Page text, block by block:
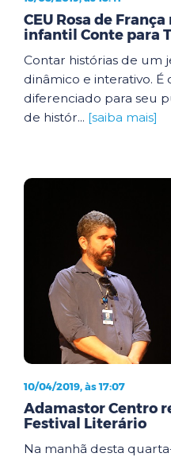
CEU Rosa de
infantil Conte para
Contar histórias de um
dinâmico e interativo.
diferenciado para seu
de histór... [saiba mais]
10/04/2019, às 17:07
Adamastor Centro
Festival Literário
Na manhã desta